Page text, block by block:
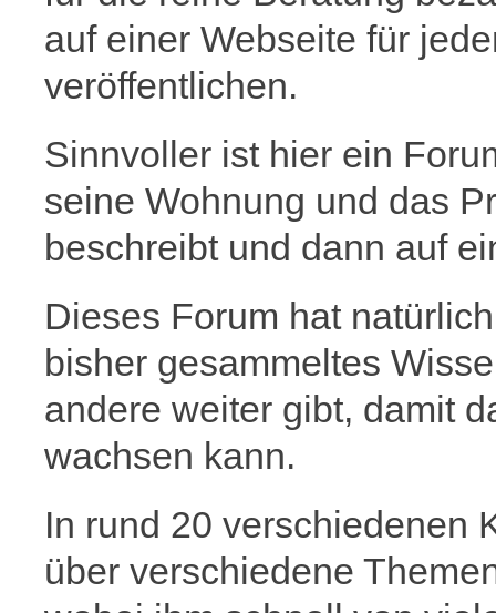
auf einer Webseite für
veröffentlichen.
Sinnvoller ist hier ein
seine Wohnung und das
beschreibt und dann auf
Dieses Forum hat
bisher gesammeltes
andere weiter gibt, damit
wachsen kann.
In rund 20 verschiedenen
über verschiedene